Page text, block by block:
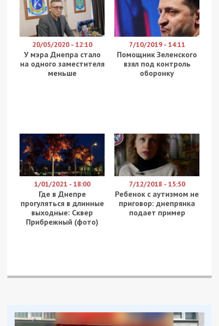
20/05/2020 - 12:10
У мэра Днепра стало
на одного заместителя
меньше
7/10/2019 - 14:11
Помощник Зеленского
взял под контроль
оборонку
1/01/2021 - 18:00
Где в Днепре
прогуляться в длинные
выходные: Сквер
Прибрежный (фото)
7/12/2018 - 15:50
Ребенок с аутизмом не
приговор: днепрянка
подает пример